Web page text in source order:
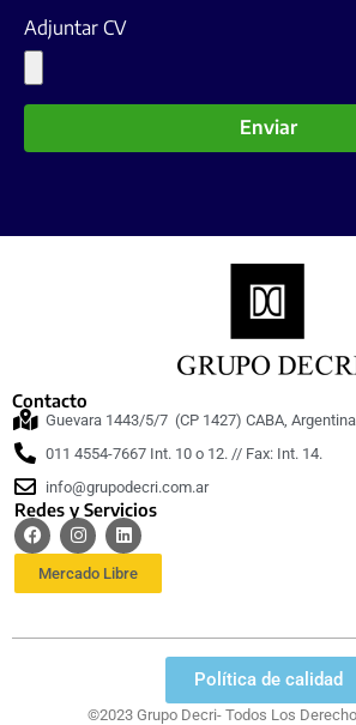
Adjuntar CV
Enviar
Contacto
Guevara 1443/5/7 (CP 1427) CABA, Argentina
011 4554-7667 Int. 10 o 12. // Fax: Int. 14.
info@grupodecri.com.ar
Redes y Servicios
Mercado Libre
Política de calidad
©2023 Grupo Decri- Todos Los